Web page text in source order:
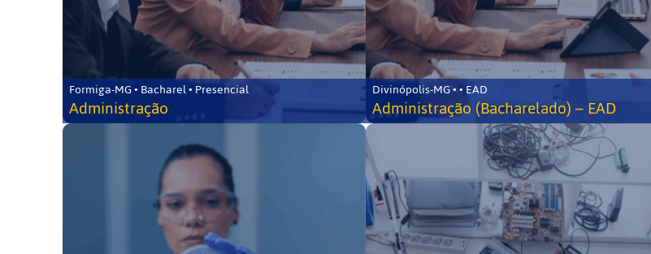
Formiga-MG • Bacharel • Presencial
Administração
Divinópolis-MG • • EAD
Administração (Bacharelado) – EAD